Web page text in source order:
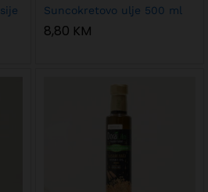
Suncokretovo ulje 500 ml
8,80 KM